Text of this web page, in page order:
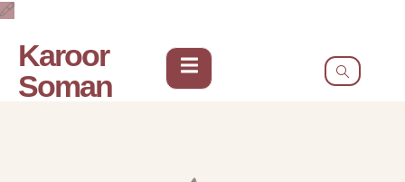
Karoor
Soman